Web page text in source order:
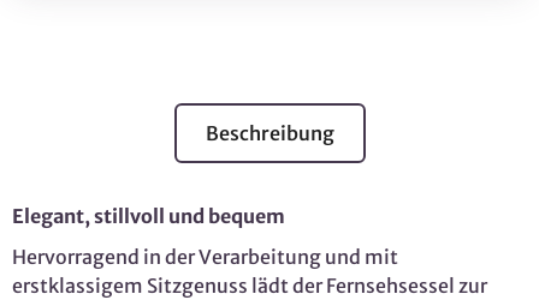
Beschreibung
Elegant, stillvoll und bequem
Hervorragend in der Verarbeitung und mit
erstklassigem Sitzgenuss lädt der Fernsehsessel zur